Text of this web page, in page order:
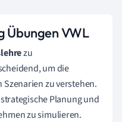
Übungen VWL
zu
um die
zu verstehen.
Planung und
zu simulieren.